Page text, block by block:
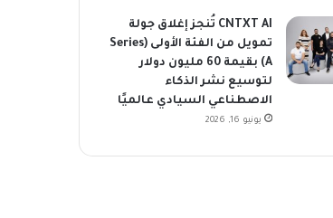
CNTXT AI تُنجز إغلاق جولة
تمويل من الفئة الأولى (Series
A) بقيمة 60 مليون دولار
لتوسيع نشر الذكاء
الاصطناعي السيادي عالميًا
يونيو 16, 2026